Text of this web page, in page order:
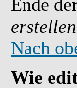
Ende
Nach
Wie